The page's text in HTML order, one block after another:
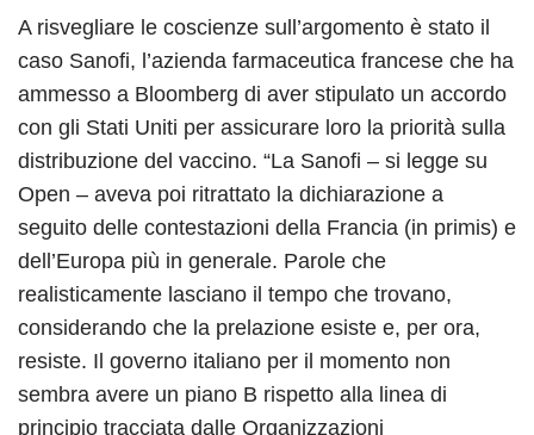
A risvegliare le coscienze sull’argomento è stato il
caso Sanofi, l’azienda farmaceutica francese che ha
ammesso a Bloomberg di aver stipulato un accordo
con gli Stati Uniti per assicurare loro la priorità sulla
distribuzione del vaccino. “La Sanofi – si legge su
Open – aveva poi ritrattato la dichiarazione a
seguito delle contestazioni della Francia (in primis) e
dell’Europa più in generale. Parole che
realisticamente lasciano il tempo che trovano,
considerando che la prelazione esiste e, per ora,
resiste. Il governo italiano per il momento non
sembra avere un piano B rispetto alla linea di
principio tracciata dalle Organizzazioni